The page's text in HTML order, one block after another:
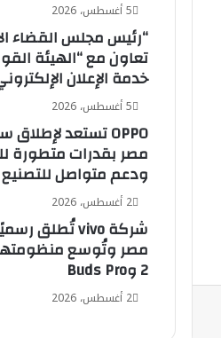
5 أغسطس، 2026
“رئيس مجلس القضاء
تعاون مع “الهيئة
خدمة الإعلان
5 أغسطس، 2026
مصر بقدرات متطورة
ودعم متواصل
2 أغسطس، 2026
2 وBuds Pro
2 أغسطس، 2026